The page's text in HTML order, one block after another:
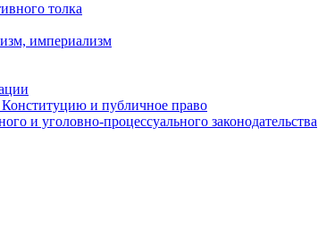
толка
империализм
и публичное право
и уголовно-процессуального законодательства